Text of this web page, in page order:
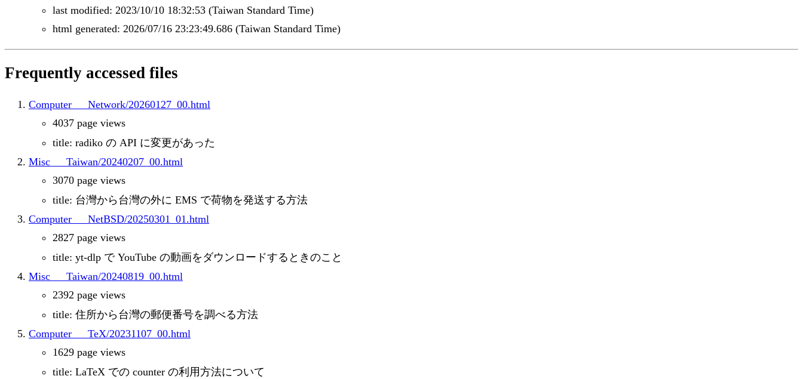
last modified: 2023/10/10 18:32:53 (Taiwan Standard Time)
html generated: 2026/07/16 23:23:49.686 (Taiwan Standard Time)
Frequently accessed files
Computer___Network/20260127_00.html
4037 page views
title: radiko の API に変更があった
Misc___Taiwan/20240207_00.html
3070 page views
title: 台灣から台灣の外に EMS で荷物を発送する方法
Computer___NetBSD/20250301_01.html
2827 page views
title: yt-dlp で YouTube の動画をダウンロードするときのこと
Misc___Taiwan/20240819_00.html
2392 page views
title: 住所から台灣の郵便番号を調べる方法
Computer___TeX/20231107_00.html
1629 page views
title: LaTeX での counter の利用方法について